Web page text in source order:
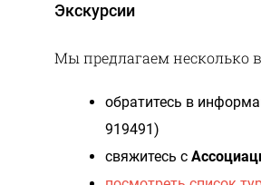
Экскурсии
Мы предлагаем несколько
обратитесь в
919491)
свяжитесь с